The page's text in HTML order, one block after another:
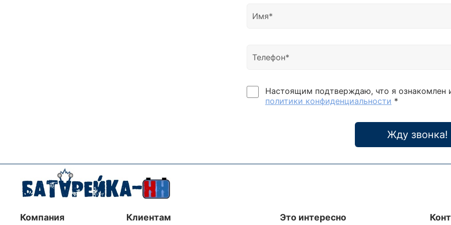
двух
Настоящим подтверждаю, что я ознакомлен
политики конфиденциальности *
Жду звонка!
Компания Клиентам Это интересно